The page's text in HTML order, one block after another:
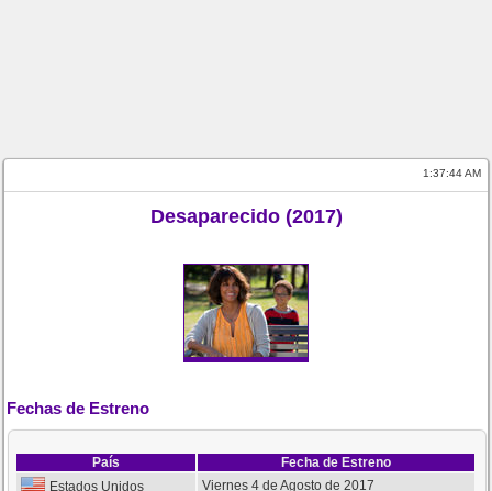
1:37:44 AM
Desaparecido (2017)
Fechas de Estreno
País
Fecha de Estreno
Estados Unidos
Viernes 4 de Agosto de 2017